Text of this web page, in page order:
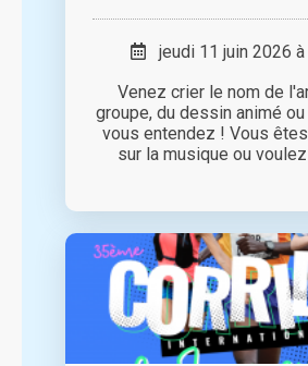
jeudi 11 juin 2026
Venez crier le nom de
groupe, du dessin animé
vous entendez ! Vous
sur la musique ou voulez